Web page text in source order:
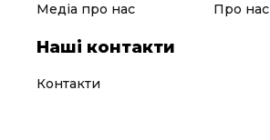
Медіа про нас
Про нас
Наші контакти
Контакти